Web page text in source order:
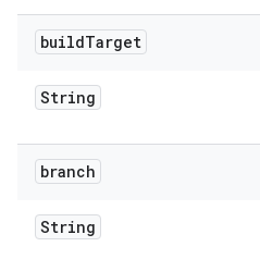
buildTarget
String
branch
String